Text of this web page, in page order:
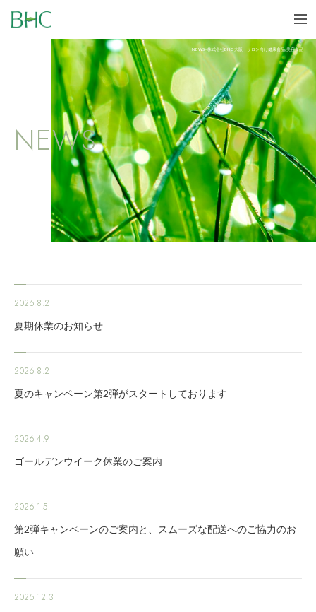
NEWS - 株式会社BHC 大阪 サロン向け健康食品/美容食品
NEWS
2026.8.2
夏期休業のお知らせ
2026.8.2
夏のキャンペーン第2弾がスタートしております
2026.4.9
ゴールデンウイーク休業のご案内
2026.1.5
第2弾キャンペーンのご案内と、スムーズな配送へのご協力のお
願い
2025.12.3